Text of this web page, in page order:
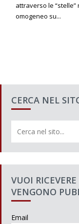
attraverso le
omogeneo su...
CERCA NEL
VUOI
VENGONO
Email